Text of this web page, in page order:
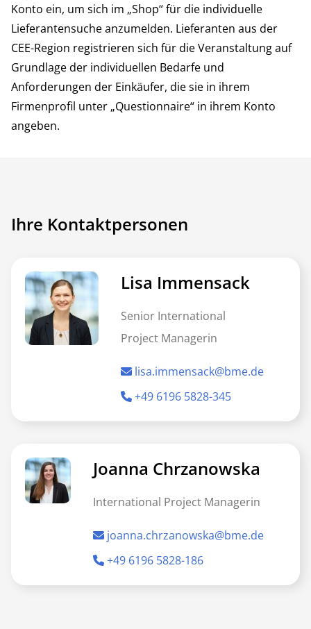
Konto ein, um sich im „Shop“ für die individuelle
Lieferantensuche anzumelden. Lieferanten aus der
CEE-Region registrieren sich für die Veranstaltung auf
Grundlage der individuellen Bedarfe und
Anforderungen der Einkäufer, die sie in ihrem
Firmenprofil unter „Questionnaire“ in ihrem Konto
angeben.
Ihre Kontaktpersonen
Lisa Immensack
Senior International
Project Managerin
lisa.immensack@bme.de
+49 6196 5828-345
Joanna Chrzanowska
International Project Managerin
joanna.chrzanowska@bme.de
+49 6196 5828-186